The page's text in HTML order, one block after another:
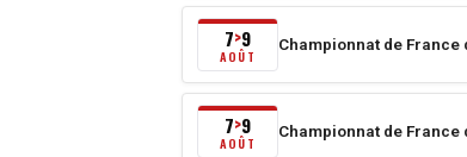
8
août
2026
août
2026
au
8
août
7
août
2026
7>9
AOÛT
Championnat de
7>9
AOÛT
Championnat de